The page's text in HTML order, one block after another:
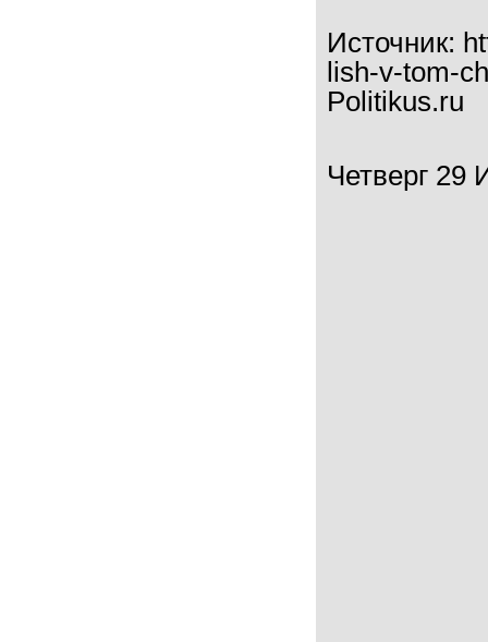
Источник:
lish-v-tom-
Politikus.ru
Четверг 29